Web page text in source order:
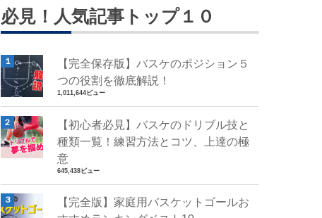
必見！人気記事トップ１０
【完全保存版】バスケのポジション５
つの役割を徹底解説！
1,011,644ビュー
【初心者必見】バスケのドリブル技と
種類一覧！練習方法とコツ、上達の極
意
645,438ビュー
【完全版】家庭用バスケットゴールお